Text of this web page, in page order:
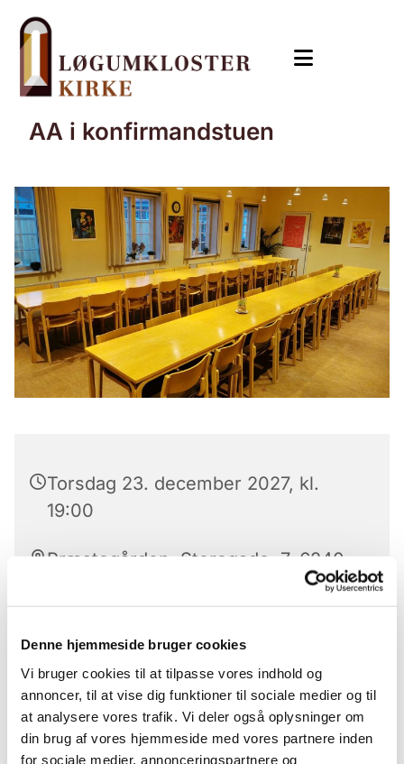
Denne hjemmeside bruger cookies
Vi bruger cookies til at tilpasse vores indhold og
annoncer, til at vise dig funktioner til sociale medier og til
at analysere vores trafik. Vi deler også oplysninger om
din brug af vores hjemmeside med vores partnere inden
for sociale medier, annonceringspartnere og
AA i konfirmandstuen
Torsdag 23. december 2027, kl.
19:00
Præstegården, Storegade, 7, 6240
Hver torsdag aften fra januar 2026 mødes AA i
konfirmandstuen.
Alle er velkomne